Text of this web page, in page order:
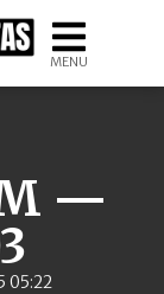
MENU
—
05:22